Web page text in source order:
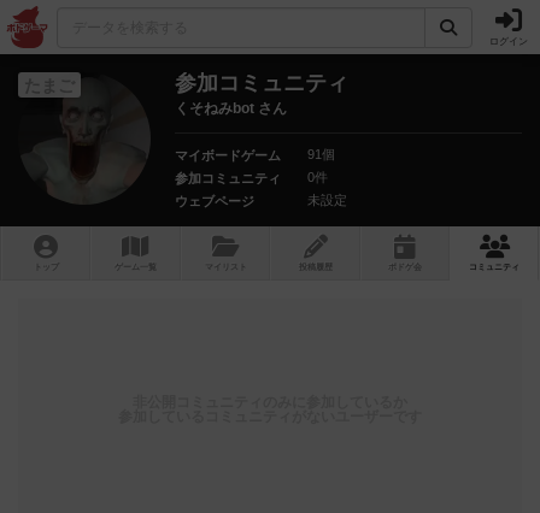
ログイン
たまご 参加コミュニティ
くそねみbot さん
マイボードゲーム
91個
参加コミュニティ
0件
ウェブページ
未設定
トップ ゲーム一覧 マイリスト 投稿履歴 ボ ドゲ コミュニティ